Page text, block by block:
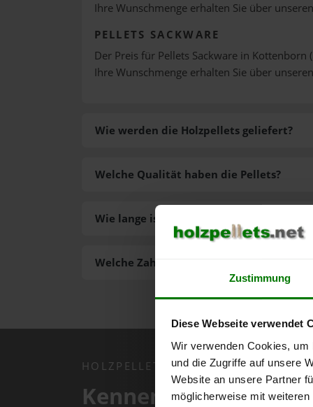
Zustimmung
Diese Webseite verwendet
Wir verwenden Cookies,
und die Zugriffe auf unsere
Website an unsere Partner
möglicherweise mit
Ihre Wunschmenge erhalten Sie über unseren
PELLETS SACKWARE
Der Preis für Pellets Sackware in Kottenborn
Ihre Wunschmenge erhalten Sie über unseren
Wie werden die Holzpellets geliefert?
Welche Zahlungsarten gibt es?
Welche Qualität haben die Pellets?
Wie lange ist die Lieferzeit der Pellets?
HOLZPELLETS.NET APP
Kennen Sie schon